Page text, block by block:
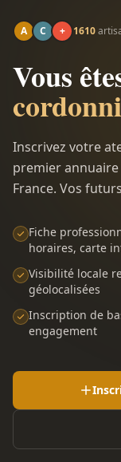
A C + 1610
Vous
Inscrivez votre
premier
France. Vos
Fiche
horaires, carte
Visibilité locale
géolocalisées
Inscription de
engagement